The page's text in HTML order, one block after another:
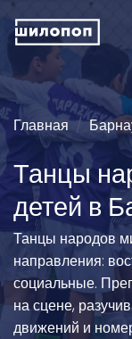
Главная
Танцы
детей в
Танцы народов
направления:
социальные.
на сцене,
движений и